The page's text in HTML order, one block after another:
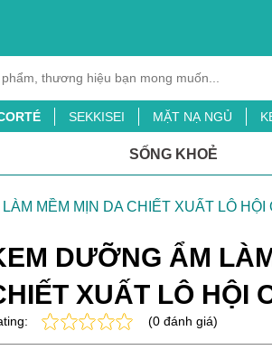
SEKKISEI MẶT NẠ NGỦ
BỘT LÁ ĐẠI MẠCH
SỐNG KHOẺ
MỀM MỊN DA CHIẾT XUẤT LÔ HỘI
DƯỠNG ẨM
XUẤT LÔ HỘI
(0 đánh giá)